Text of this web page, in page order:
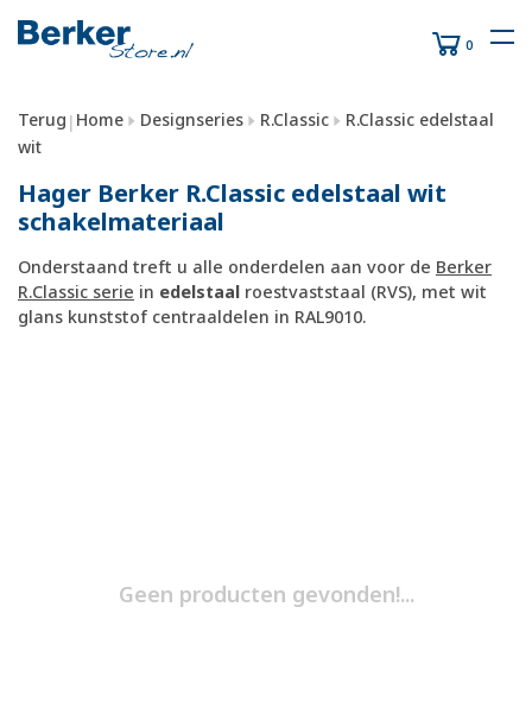
0
Terug | Home Designseries R.Classic
R.Classic edelstaal
wit
Hager Berker R.Classic edelstaal wit
schakelmateriaal
Onderstaand treft u alle onderdelen aan voor de Berker
R.Classic serie in edelstaal roestvaststaal (RVS), met wit
glans kunststof centraaldelen in RAL9010.
Geen producten gevonden!...